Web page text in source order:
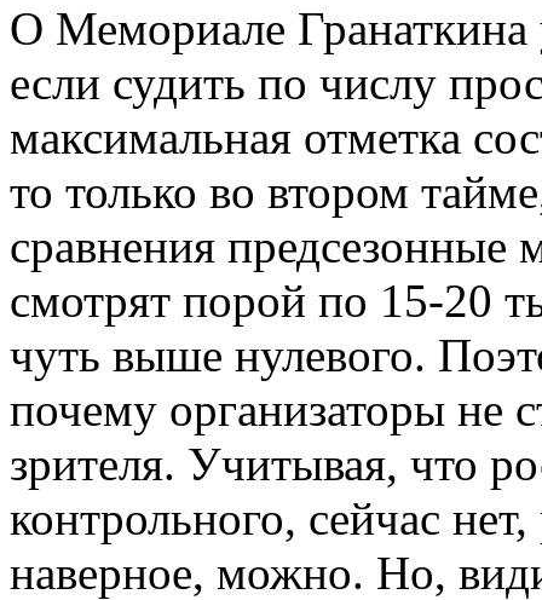
О Мемориале
если судить по числу
максимальная отметка
то только во втором
сравнения предсезонные
смотрят порой по 15-20
чуть выше нулевого.
почему организаторы не
зрителя. Учитывая, что
контрольного, сейчас
наверное, можно. Но,